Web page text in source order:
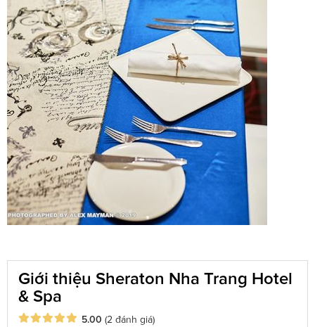
Giới thiệu Sheraton Nha Trang Hotel
& Spa
5.00 (2 đánh giá)